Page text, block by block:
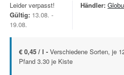
Leider verpasst!
Gültig: 13.08. -
19.08.
Händler:
€ 0,45 / l - Verschiedene Sorten, je
Pfand 3.30 je Kiste